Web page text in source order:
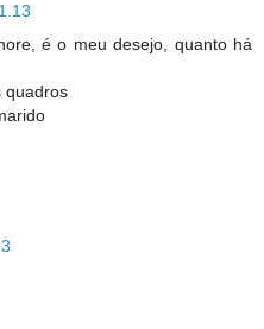
é o meu desejo, quanto há
quadros